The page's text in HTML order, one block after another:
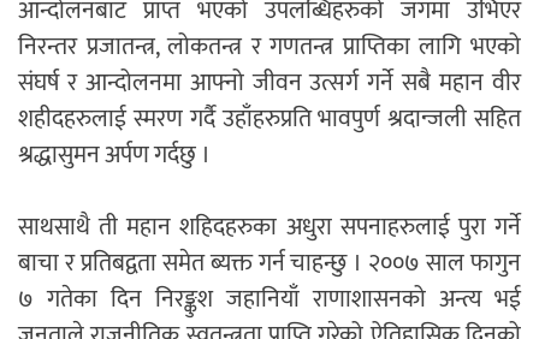
आन्दोलनबाट प्राप्त भएको उपलब्धिहरुको जगमा उभिएर
निरन्तर प्रजातन्त्र, लोकतन्त्र र गणतन्त्र प्राप्तिका लागि भएको
संघर्ष र आन्दोलनमा आफ्नो जीवन उत्सर्ग गर्ने सबै महान वीर
शहीदहरुलाई स्मरण गर्दै उहाँहरुप्रति भावपुर्ण श्रदान्जली सहित
श्रद्धासुमन अर्पण गर्दछु ।
साथसाथै ती महान शहिदहरुका अधुरा सपनाहरुलाई पुरा गर्ने
बाचा र प्रतिबद्वता समेत ब्यक्त गर्न चाहन्छु । २००७ साल फागुन
७ गतेका दिन निरङ्कुश जहानियाँ राणाशासनको अन्त्य भई